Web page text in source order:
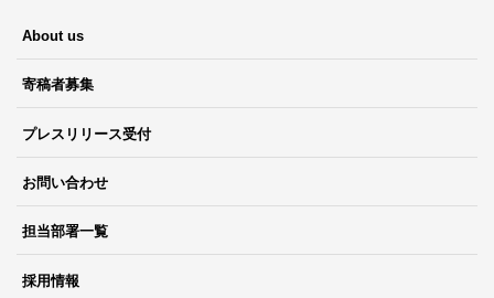
About us
寄稿者募集
プレスリリース受付
お問い合わせ
担当部署一覧
採用情報